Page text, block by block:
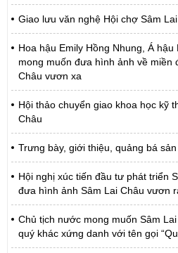
Giao lưu văn nghệ Hội chợ Sâm
Hoa hậu Emily Hồng Nhung, Á hậu
mong muốn đưa hình ảnh về miền
Châu vươn xa
Hội thảo chuyển giao khoa học kỹ
Châu
Trưng bày, giới thiệu, quảng bá
Hội nghị xúc tiến đầu tư phát triển
đưa hình ảnh Sâm Lai Châu vươn
Chủ tịch nước mong muốn Sâm
quý khác xứng danh với tên gọi